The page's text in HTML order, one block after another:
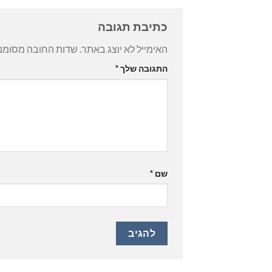
כתיבת תגובה
האימייל לא יוצג באתר. שדות החובה
התגובה שלך*
שם *